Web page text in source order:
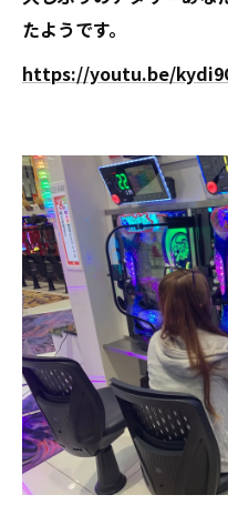
たようです。
https://youtu.be/